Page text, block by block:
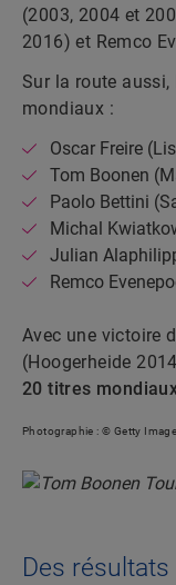
(2003, 2004 et
2016) et Remco
Sur la route aussi,
mondiaux :
Oscar Freire
Tom Boonen
Paolo Bettini
Michal
Julian
Remco
Avec une victoire
(Hoogerheide
20 titres
Photographie : © Getty
Des